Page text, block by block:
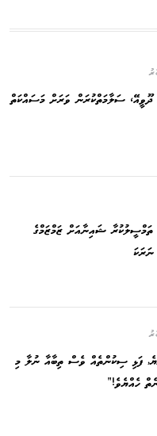
ދޫވީއޭ، ސަލާމަތްކުރަން ވަރަށް މަސައްކަތް
ޝައިނާއަށް ޒަމްޒަމްގެ
ނަރަކަ
ފަޅި ސިކުންތެއް ވެސް ތިބާއާ ނުލާ މި
ހެއްޔެވެ!“